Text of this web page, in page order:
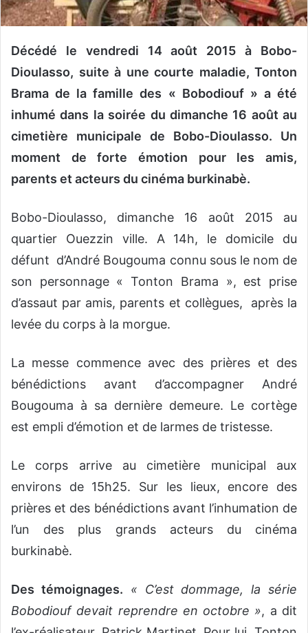
r
i
Décédé le vendredi 14 août 2015 à Bobo-
Dioulasso, suite à une courte maladie, Tonton
Brama de la famille des « Bobodiouf » a été
inhumé dans la soirée du dimanche 16 août au
cimetière municipale de Bobo-Dioulasso. Un
moment de forte émotion pour les amis,
parents et acteurs du cinéma burkinabè.
Bobo-Dioulasso, dimanche 16 août 2015 au
quartier Ouezzin ville. A 14h, le domicile du
défunt d’André Bougouma connu sous le nom de
son personnage « Tonton Brama », est prise
d’assaut par amis, parents et collègues, après la
levée du corps à la morgue.
La messe commence avec des prières et des
bénédictions avant d’accompagner André
Bougouma à sa dernière demeure. Le cortège
est empli d’émotion et de larmes de tristesse.
Le corps arrive au cimetière municipal aux
environs de 15h25. Sur les lieux, encore des
prières et des bénédictions avant l’inhumation de
l’un des plus grands acteurs du cinéma
burkinabè.
Des témoignages.
« C’est dommage, la série
Bobodiouf devait reprendre en octobre », a dit